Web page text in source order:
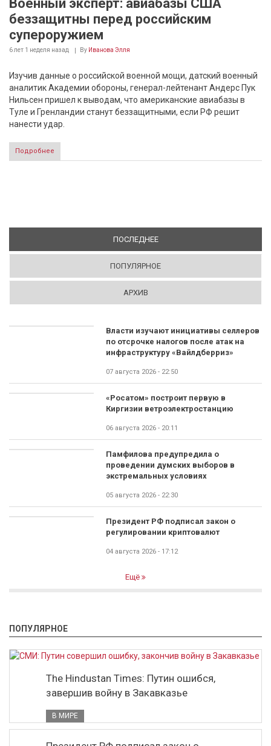
Военный эксперт: авиабазы США
беззащитны перед российским
супероружием
6 лет 1 неделя назад By Иванова Элля
Изучив данные о российской военной мощи, датский военный
аналитик Академии обороны, генерал-лейтенант Андерс Пук
Нильсен пришел к выводам, что американские авиабазы в
Туле и Гренландии станут беззащитными, если РФ решит
нанести удар.
Подробнее
ПОСЛЕДНЕЕ(АКТИВНАЯ ВКЛАДКА)
ПОПУЛЯРНОЕ
АРХИВ
Власти изучают инициативы селлеров
по отсрочке налогов после атак на
инфраструктуру «Вайлдберриз»
07 августа 2026 - 22:50
«Росатом» построит первую в
Киргизии ветроэлектростанцию
06 августа 2026 - 20:11
Памфилова предупредила о
проведении думских выборов в
экстремальных условиях
05 августа 2026 - 22:30
Президент РФ подписал закон о
регулировании криптовалют
04 августа 2026 - 17:12
Ещё
ПОПУЛЯРНОЕ
The Hindustan Times: Путин ошибся,
завершив войну в Закавказье
В МИРЕ